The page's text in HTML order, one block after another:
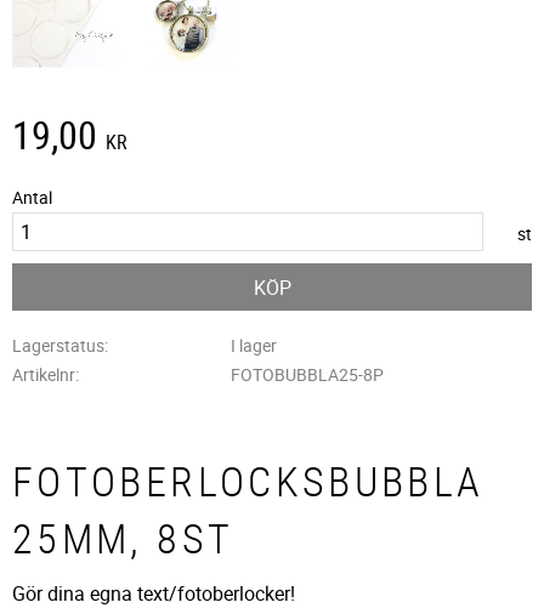
19,00 KR
Antal
st
KÖP
Lagerstatus
I lager
Artikelnr
FOTOBUBBLA25-8P
FOTOBERLOCKSBUBBLA
25MM, 8ST
Gör dina egna text/fotoberlocker!